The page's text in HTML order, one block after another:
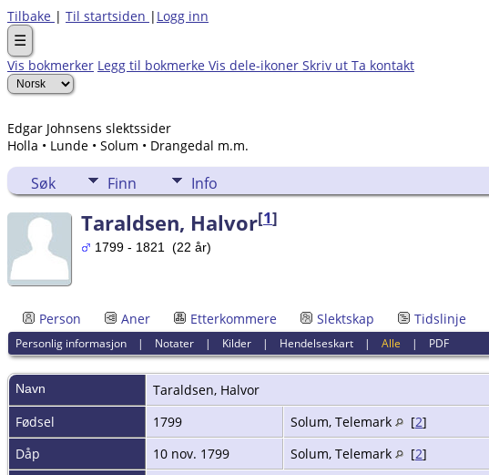
Tilbake | Til startsiden | Logg inn
☰
Vis bokmerker Legg til bokmerke Vis dele-ikoner Skriv ut Ta kontakt
Edgar Johnsens slektssider
Holla • Lunde • Solum • Drangedal m.m.
Søk Finn Info
Taraldsen, Halvor[1]
1799 - 1821 (22 år)
Person Aner Etterkommere Slektskap Tidslinje
Personlig informasjon | Notater | Kilder | Hendelseskart |Alle | PDF
Navn Taraldsen, Halvor
Fødsel
1799 Solum, Telemark [2]
Dåp
10 nov. 1799 Solum, Telemark [2]